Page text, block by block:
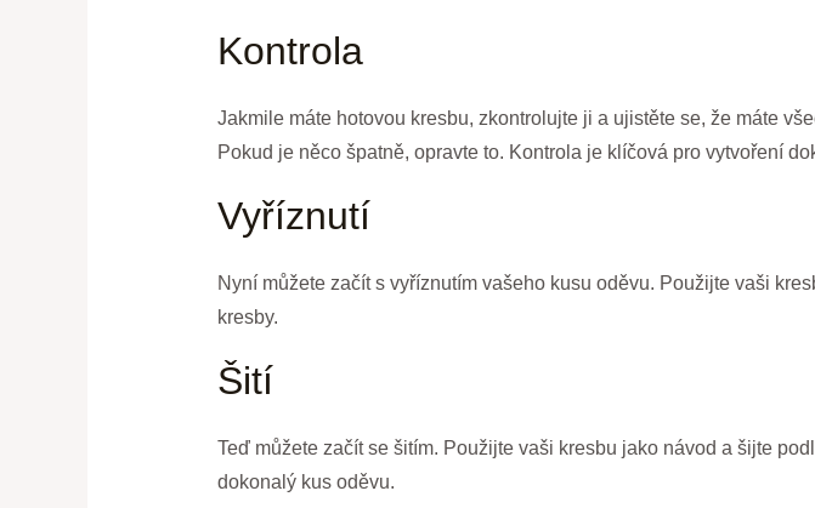
Kontrola
Jakmile máte hotovou kresbu, zkontrolujte ji a ujistěte se, že máte
Pokud je něco špatně, opravte to. Kontrola je klíčová pro vytvoření
Vyříznutí
Nyní můžete začít s vyříznutím vašeho kusu oděvu. Použijte vaši
kresby.
Šití
Teď můžete začít se šitím. Použijte vaši kresbu jako návod a šijte
dokonalý kus oděvu.